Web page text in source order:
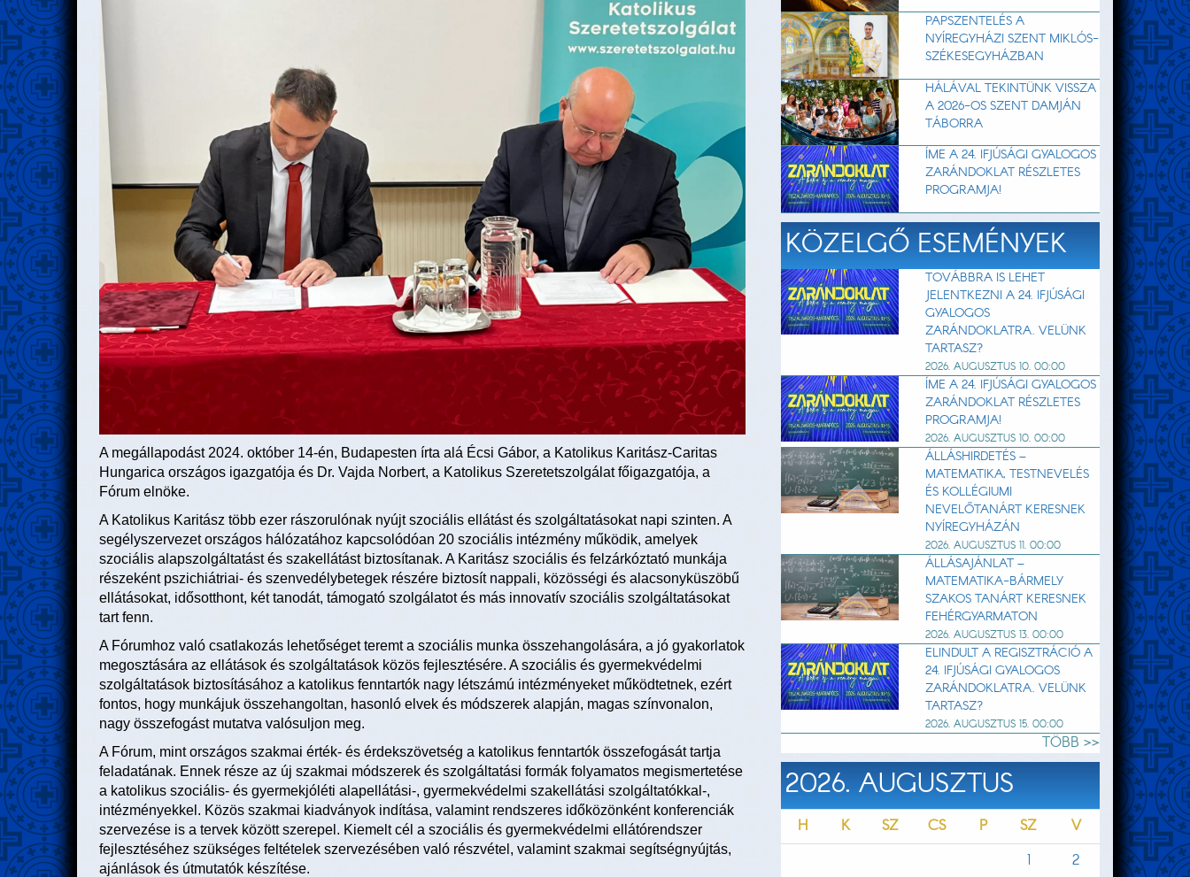
A megállapodást 2024. október 14-én, Budapesten írta alá Écsi Gábor, a Katolikus Karitász-Caritas
Hungarica országos igazgatója és Dr. Vajda Norbert, a Katolikus Szeretetszolgálat főigazgatója, a
Fórum elnöke.
A Katolikus Karitász több ezer rászorulónak nyújt szociális ellátást és szolgáltatásokat napi szinten. A
segélyszervezet országos hálózatához kapcsolódóan 20 szociális intézmény működik, amelyek
szociális alapszolgáltatást és szakellátást biztosítanak. A Karitász szociális és felzárkóztató munkája
részeként pszichiátriai- és szenvedélybetegek részére biztosít nappali, közösségi és alacsonyküszöbű
ellátásokat, idősotthont, két tanodát, támogató szolgálatot és más innovatív szociális szolgáltatásokat
tart fenn.
A Fórumhoz való csatlakozás lehetőséget teremt a szociális munka összehangolására, a jó gyakorlatok
megosztására az ellátások és szolgáltatások közös fejlesztésére. A szociális és gyermekvédelmi
szolgáltatások biztosításához a katolikus fenntartók nagy létszámú intézményeket működtetnek, ezért
fontos, hogy munkájuk összehangoltan, hasonló elvek és módszerek alapján, magas színvonalon,
nagy összefogást mutatva valósuljon meg.
A Fórum, mint országos szakmai érték- és érdekszövetség a katolikus fenntartók összefogását tartja
feladatának. Ennek része az új szakmai módszerek és szolgáltatási formák folyamatos megismertetése
a katolikus szociális- és gyermekjóléti alapellátási-, gyermekvédelmi szakellátási szolgáltatókkal-,
intézményekkel. Közös szakmai kiadványok indítása, valamint rendszeres időközönként konferenciák
szervezése is a tervek között szerepel. Kiemelt cél a szociális és gyermekvédelmi ellátórendszer
fejlesztéséhez szükséges feltételek szervezésében való részvétel, valamint szakmai segítségnyújtás,
ajánlások és útmutatók készítése.
PAPSZENTELÉS A
NYÍREGYHÁZI SZENT MIKLÓS-
SZÉKESEGYHÁZBAN
HÁLÁVAL TEKINTÜNK VISSZA
A 2026-OS SZENT DAMJÁN
TÁBORRA
ÍME A 24. IFJÚSÁGI GYALOGOS
ZARÁNDOKLAT RÉSZLETES
PROGRAMJA!
KÖZELGŐ ESEMÉNYEK
TOVÁBBRA IS LEHET
JELENTKEZNI A 24. IFJÚSÁGI
GYALOGOS
ZARÁNDOKLATRA. VELÜNK
TARTASZ?
2026. AUGUSZTUS 10. 00:00
ÍME A 24. IFJÚSÁGI GYALOGOS
ZARÁNDOKLAT RÉSZLETES
PROGRAMJA!
2026. AUGUSZTUS 10. 00:00
ÁLLÁSHIRDETÉS –
MATEMATIKA, TESTNEVELÉS
ÉS KOLLÉGIUMI
NEVELŐTANÁRT KERESNEK
NYÍREGYHÁZÁN
2026. AUGUSZTUS 11. 00:00
ÁLLÁSAJÁNLAT –
MATEMATIKA-BÁRMELY
SZAKOS TANÁRT KERESNEK
FEHÉRGYARMATON
2026. AUGUSZTUS 13. 00:00
ELINDULT A REGISZTRÁCIÓ A
24. IFJÚSÁGI GYALOGOS
ZARÁNDOKLATRA. VELÜNK
TARTASZ?
2026. AUGUSZTUS 15. 00:00
TÖBB >>
2026. AUGUSZTUS
H K SZ CS P SZ
V
1
2